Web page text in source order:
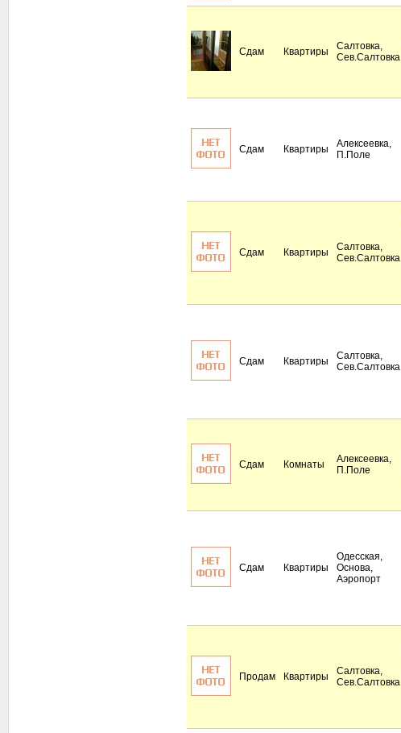
Сдам Квартиры
Салтовка,
Сев.Салтовка
Сдам Квартиры
Алексеевка,
П.Поле
Сдам Квартиры
Салтовка,
Сев.Салтовка
Сдам Квартиры
Салтовка,
Сев.Салтовка
Сдам Комнаты
Алексеевка,
П.Поле
Сдам Квартиры
Одесская,
Основа,
Аэропорт
Продам Квартиры
Салтовка,
Сев.Салтовка